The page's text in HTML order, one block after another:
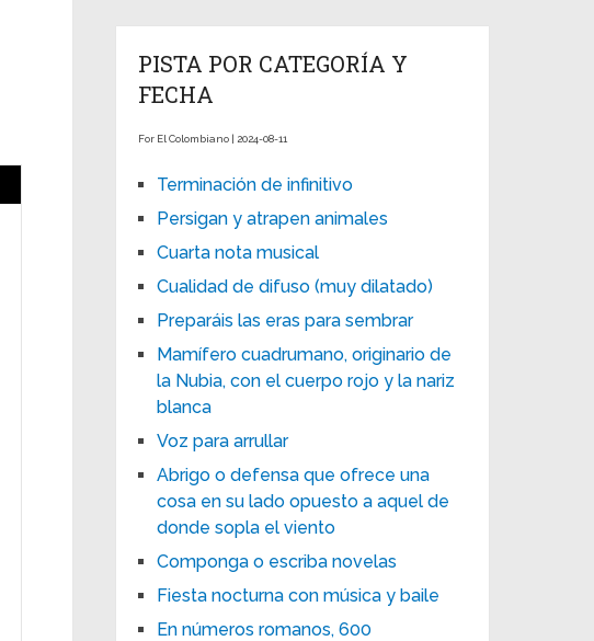
PISTA POR CATEGORÍA Y
FECHA
For El Colombiano | 2024-08-11
Terminación de infinitivo
Persigan y atrapen animales
Cuarta nota musical
Cualidad de difuso (muy dilatado)
Preparáis las eras para sembrar
Mamífero cuadrumano, originario de
la Nubia, con el cuerpo rojo y la nariz
blanca
Voz para arrullar
Abrigo o defensa que ofrece una
cosa en su lado opuesto a aquel de
donde sopla el viento
Componga o escriba novelas
Fiesta nocturna con música y baile
En números romanos, 600